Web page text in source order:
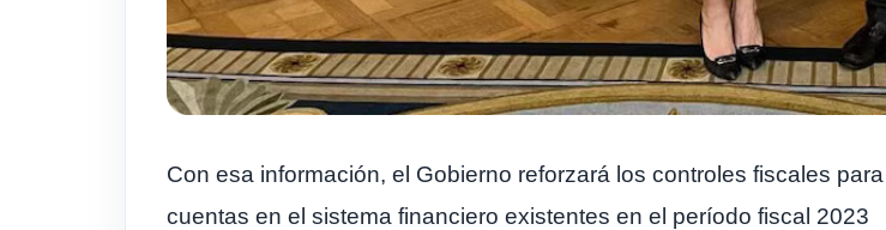
Con esa información, el Gobierno reforzará los controles fiscales
cuentas en el sistema financiero existentes en el período fiscal 2023